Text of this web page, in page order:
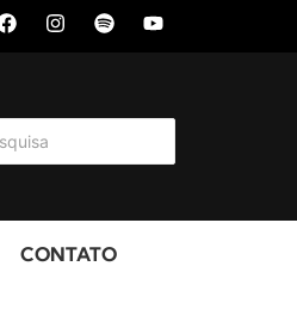
CONTATO